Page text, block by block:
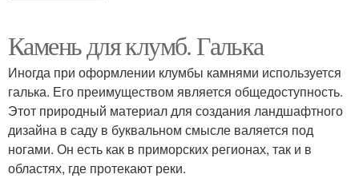
Камень для клумб. Галька
Иногда при оформлении клумбы камнями используется
галька. Его преимуществом является общедоступность.
Этот природный материал для создания ландшафтного
дизайна в саду в буквальном смысле валяется под
ногами. Он есть как в приморских регионах, так и в
областях, где протекают реки.